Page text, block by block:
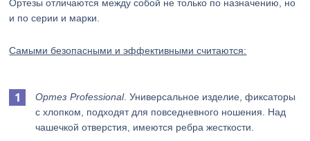
Ортезы отличаются между собой не только по назначению, но
и по серии и марки.
Самыми безопасными и эффективными считаются:
Ортез Professional. Универсальное изделие, фиксаторы
с хлопком, подходят для повседневного ношения. Над
чашечкой отверстия, имеются ребра жесткости.